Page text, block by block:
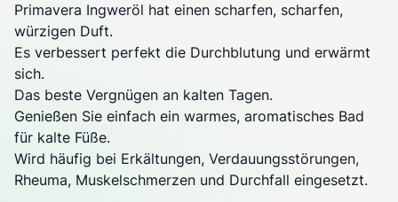
Primavera Ingweröl hat einen scharfen, scharfen,
würzigen Duft.
Es verbessert perfekt die Durchblutung und erwärmt
sich.
Das beste Vergnügen an kalten Tagen.
Genießen Sie einfach ein warmes, aromatisches Bad
für kalte Füße.
Wird häufig bei Erkältungen, Verdauungsstörungen,
Rheuma, Muskelschmerzen und Durchfall eingesetzt.